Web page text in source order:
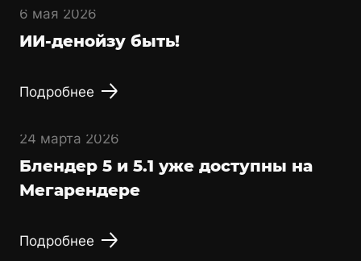
6 мая 2026
ИИ-денойзу быть!
Подробнее
24 марта 2026
Блендер 5 и 5.1 уже доступны на
Мегарендере
Подробнее